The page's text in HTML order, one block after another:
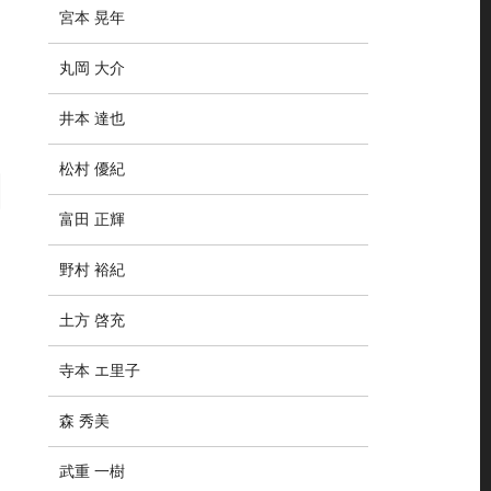
宮本 晃年
丸岡 大介
井本 達也
松村 優紀
富田 正輝
野村 裕紀
土方 啓充
寺本 エ里子
森 秀美
武重 一樹